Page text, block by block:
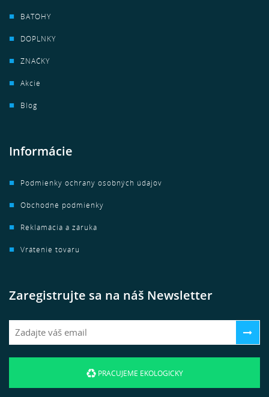
BATOHY
DOPLNKY
ZNAČKY
Akcie
Blog
Informácie
Podmienky ochrany osobných údajov
Obchodné podmienky
Reklamácia a záruka
Vrátenie tovaru
Zaregistrujte sa na náš Newsletter
PRACUJEME EKOLOGICKY